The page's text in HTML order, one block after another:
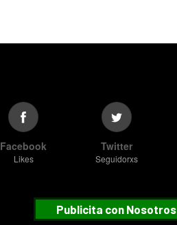
Facebook
Likes
Twitter
Seguidorxs
Publicita con Nosotros